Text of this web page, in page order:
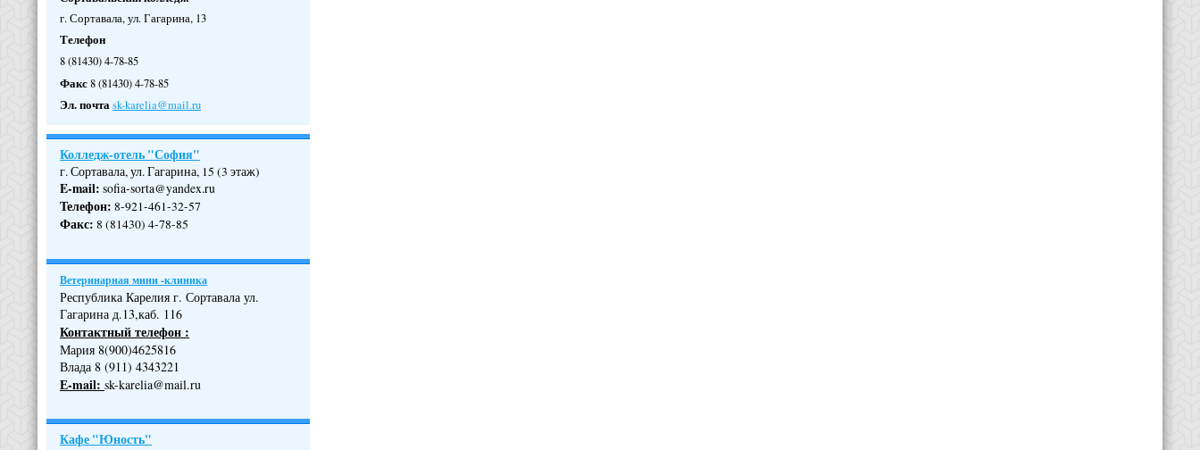
г. Сортавала, ул. Гагарина, 13
Телефон
8 (81430) 4-78-85
Факс8 (81430) 4-78-85
Эл. почтаsk-karelia@mail.ru
Колледж-отель "София"
г. Сортавала, ул. Гагарина, 15 (3 этаж)
E-mail: sofia-sorta@yandex.ru
Телефон: 8-921-461-32-57
Факс: 8 (81430) 4-78-85
Ветеринарная мини -клиника
Республика Карелия г. Сортавала ул.
Гагарина д.13,каб. 116
Контактный телефон :
Мария 8(900)4625816
Влада 8 (911) 4343221
Е-mail: sk-karelia@mail.ru
Кафе "Юность"